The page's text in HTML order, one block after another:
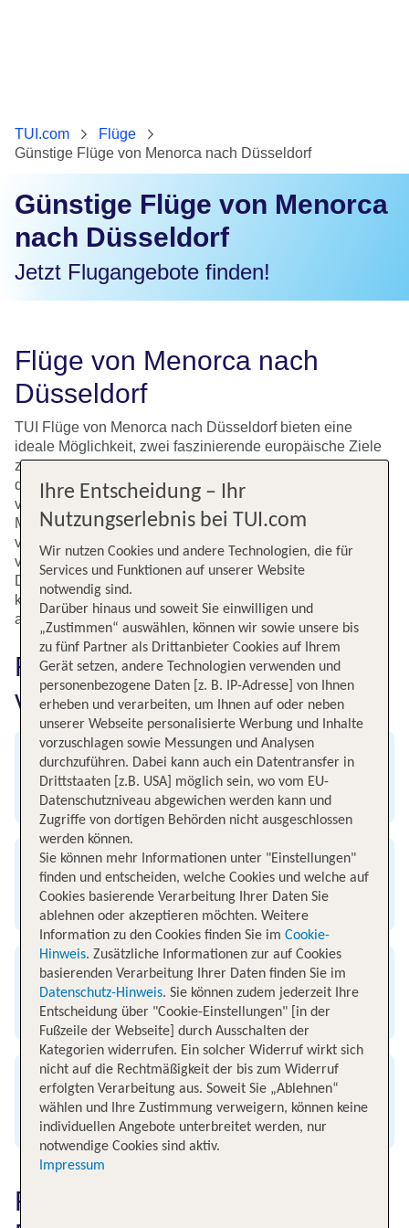
TUI.com
Flüge
Günstige Flüge von Menorca nach Düsseldorf
Günstige Flüge von Menorca
nach Düsseldorf
Jetzt Flugangebote finden!
Flüge von Menorca nach
Düsseldorf
TUI Flüge von Menorca nach Düsseldorf bieten eine
ideale Möglichkeit, zwei faszinierende europäische Ziele
zu besuchen. Mit einer Vielzahl von Flugoptionen,
darunter Direktflüge, ist es einfacher denn je, den Sprung
von der idyllischen Insel Menorca in die pulsierende
Metropole Düsseldorf zu schaffen. Wähle zwischen
verschiedenen Fluggesellschaften und nutze die Vorteile
von günstigen Flügen von Menorca nach Düsseldorf.
Düsseldorf zieht als Tor zum Ruhrgebiet und mit seinem
kulturellen Reichtum jedes Jahr Tausende von Touristen
an.
Fluginformationen für Flüge
von Menorca nach Düsseldorf
Abflug
Flughafen Menorca
Ankunft
Flughafen Düsseldorf
Flugzeit
2 Stunden und 15 Minuten
Entfernung
1.386 km
Flugzeit von Menorca nach
Ihre Entscheidung – Ihr
Nutzungserlebnis bei TUI.com
Wir nutzen Cookies und andere Technologien, die für
Services und Funktionen auf unserer Website
notwendig sind.
Darüber hinaus und soweit Sie einwilligen und
„Zustimmen“ auswählen, können wir sowie unsere bis
zu fünf Partner als Drittanbieter Cookies auf Ihrem
Gerät setzen, andere Technologien verwenden und
personenbezogene Daten [z. B. IP-Adresse] von Ihnen
erheben und verarbeiten, um Ihnen auf oder neben
unserer Webseite personalisierte Werbung und Inhalte
vorzuschlagen sowie Messungen und Analysen
durchzuführen. Dabei kann auch ein Datentransfer in
Drittstaaten [z.B. USA] möglich sein, wo vom EU-
Datenschutzniveau abgewichen werden kann und
Zugriffe von dortigen Behörden nicht ausgeschlossen
werden können.
Sie können mehr Informationen unter "Einstellungen"
finden und entscheiden, welche Cookies und welche auf
Cookies basierende Verarbeitung Ihrer Daten Sie
ablehnen oder akzeptieren möchten. Weitere
Information zu den Cookies finden Sie im Cookie-
Hinweis. Zusätzliche Informationen zur auf Cookies
basierenden Verarbeitung Ihrer Daten finden Sie im
Datenschutz-Hinweis. Sie können zudem jederzeit Ihre
Entscheidung über "Cookie-Einstellungen" [in der
Fußzeile der Webseite] durch Ausschalten der
Kategorien widerrufen. Ein solcher Widerruf wirkt sich
nicht auf die Rechtmäßigkeit der bis zum Widerruf
erfolgten Verarbeitung aus. Soweit Sie „Ablehnen“
wählen und Ihre Zustimmung verweigern, können keine
individuellen Angebote unterbreitet werden, nur
notwendige Cookies sind aktiv.
Impressum